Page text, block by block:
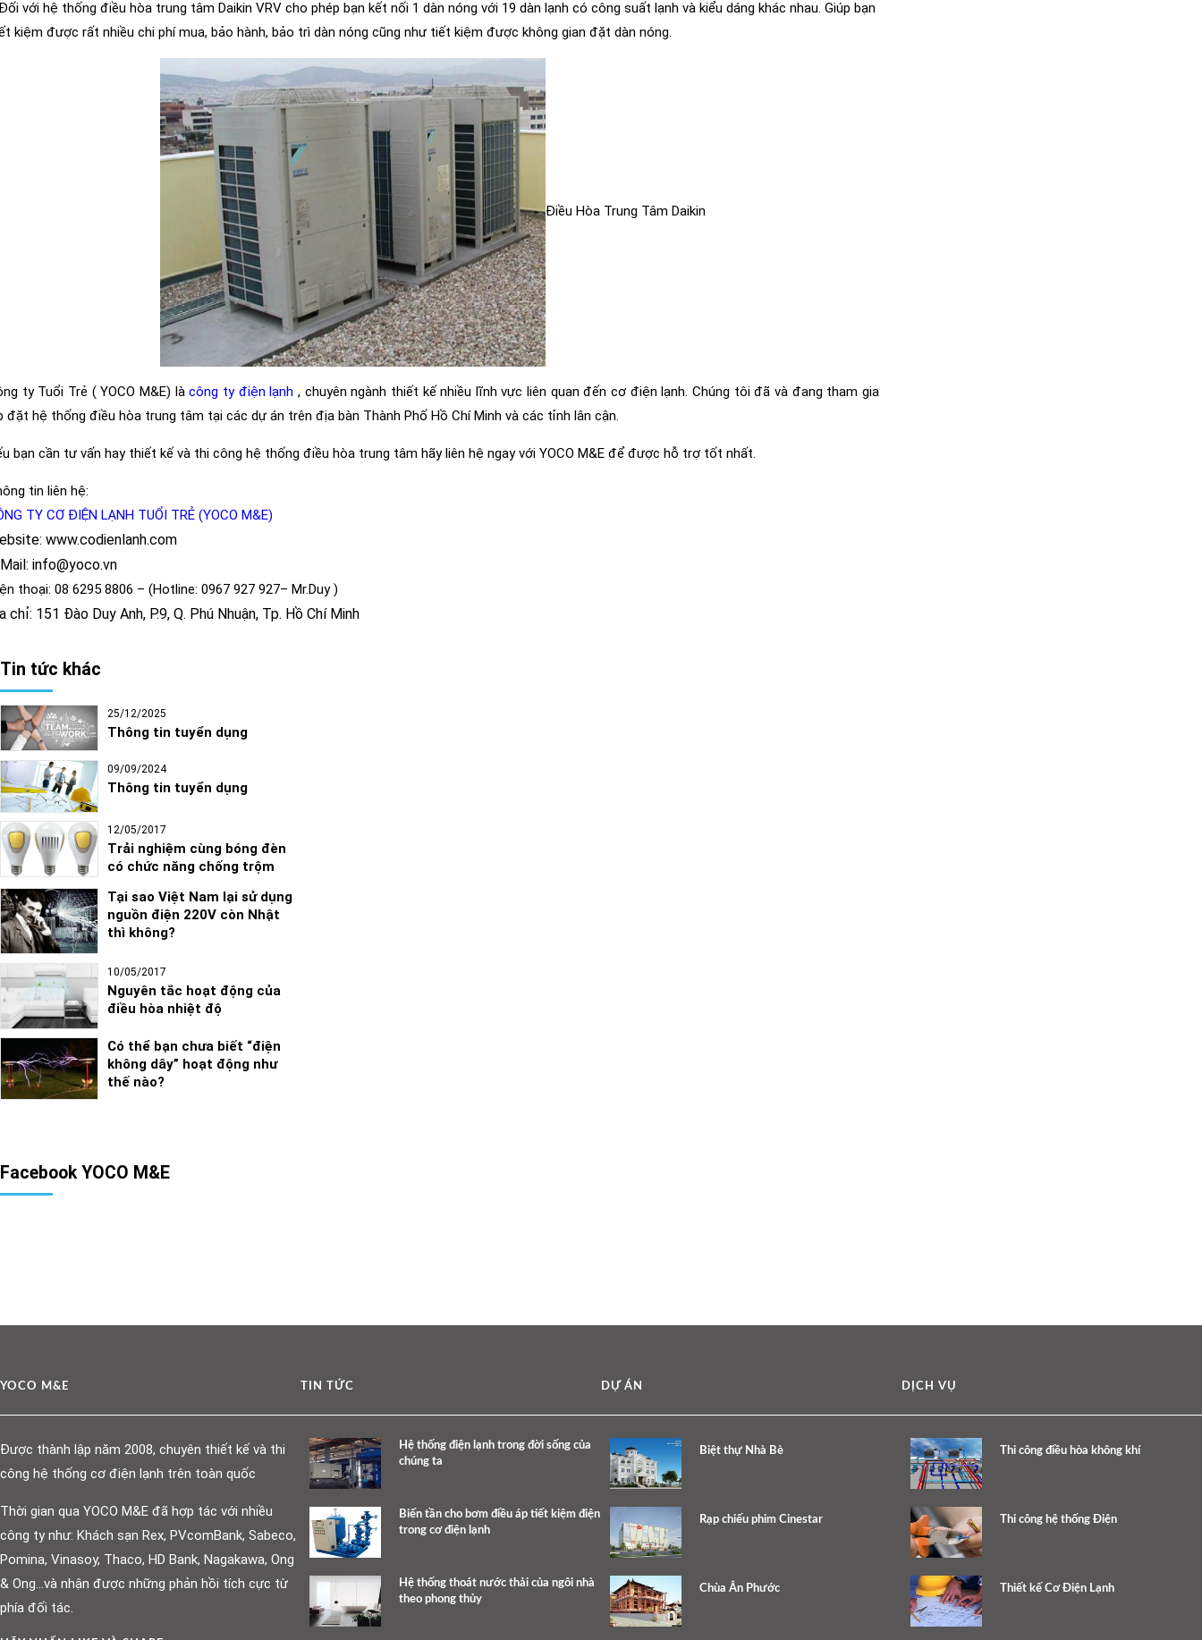
với hệ thống điều hòa trung tâm Daikin VRV cho phép bạn kết nối 1 dàn nóng với 19 dàn lạnh có công suất lạnh và kiểu dáng khác nhau. Giúp bạn
kiệm được rất nhiều chi phí mua, bảo hành, bảo trì dàn nóng cũng như tiết kiệm được không gian đặt dàn nóng.
Điều Hòa Trung Tâm Daikin
ty Tuổi Trẻ ( YOCO M&E) làcông ty điện lạnh , chuyên ngành thiết kế nhiều lĩnh vực liên quan đến cơ điện lạnh. Chúng tôi đã và đang tham gia
đặt hệ thống điều hòa trung tâm tại các dự án trên địa bàn Thành Phố Hồ Chí Minh và các tỉnh lân cận.
bạn cần tư vấn hay thiết kế và thi công hệ thống điều hòa trung tâm hãy liên hệ ngay với YOCO M&E để được hỗ trợ tốt nhất.
tin liên hệ:
TY CƠ ĐIỆN LẠNH TUỔI TRẺ (YOCO M&E)
www.codienlanh.com
info@yoco.vn
thoại: 08 6295 8806 – (Hotline: 0967 927 927– Mr.Duy )
chỉ: 151 Đào Duy Anh, P.9, Q. Phú Nhuận, Tp. Hồ Chí Minh
Tin tức khác
25/12/2025
Thông tin tuyển dụng
09/09/2024
Thông tin tuyển dụng
12/05/2017
Trải nghiệm cùng bóng đèn
có chức năng chống trộm
Tại sao Việt Nam lại sử dụng
nguồn điện 220V còn Nhật
thì không?
10/05/2017
Nguyên tắc hoạt động của
điều hòa nhiệt độ
Có thể bạn chưa biết “điện
không dây” hoạt động như
thế nào?
Facebook YOCO M&E
YOCO M&E
Được thành lập năm 2008, chuyên thiết kế và thi
công hệ thống cơ điện lạnh trên toàn quốc
Thời gian qua YOCO M&E đã hợp tác với nhiều
công ty như: Khách sạn Rex, PVcomBank, Sabeco,
Pomina, Vinasoy, Thaco, HD Bank, Nagakawa, Ong
& Ong…và nhận được những phản hồi tích cực từ
phía đối tác.
TIN TỨC
Hệ thống điện lạnh trong đời sống của
chúng ta
Biến tần cho bơm điều áp tiết kiệm điện
trong cơ điện lạnh
Hệ thống thoát nước thải của ngôi nhà
theo phong thủy
DỰ ÁN
Biệt thự Nhà Bè
Rạp chiếu phim Cinestar
Chùa Ân Phước
DỊCH VỤ
Thi công điều hòa không khí
Thi công hệ thống Điện
Thiết kế Cơ Điện Lạnh